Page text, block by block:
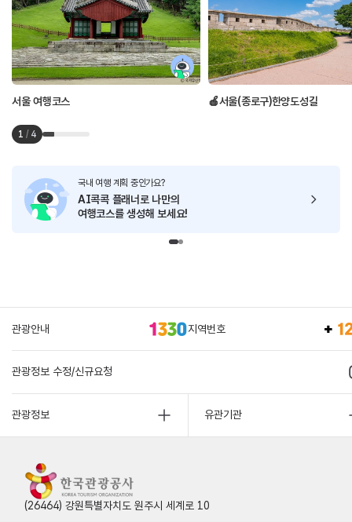
서울 여행코스 🍎서울(종로구)한양도성길
1 / 4
국내 여행 계획 중인가요?
AI콕콕 플래너로 나만의
여행코스를 생성해 보세요!
관광안내 지역번호
관광정보 수정/신규요청
관광정보 유관기관
(26464) 강원특별자치도 원주시 세계로 10